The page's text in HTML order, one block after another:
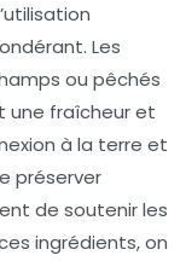
Les
ou pêchés
une fraîcheur et
à la terre et
préserver
de soutenir les
ingrédients, on